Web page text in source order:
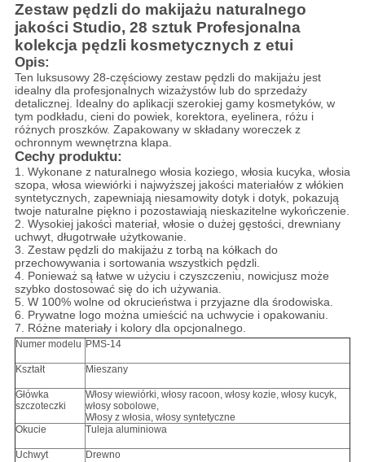
Zestaw pędzli do makijażu naturalnego
jakości Studio, 28 sztuk Profesjonalna
kolekcja pędzli kosmetycznych z etui
Opis:
Ten luksusowy 28-częściowy zestaw pędzli do makijażu jest
idealny dla profesjonalnych wizażystów lub do sprzedaży
detalicznej. Idealny do aplikacji szerokiej gamy kosmetyków, w
tym podkładu, cieni do powiek, korektora, eyelinera, różu i
różnych proszków. Zapakowany w składany woreczek z
ochronnym wewnętrzna klapa.
Cechy produktu:
1. Wykonane z naturalnego włosia koziego, włosia kucyka, włosia
szopa, włosa wiewiórki i najwyższej jakości materiałów z włókien
syntetycznych, zapewniają niesamowity dotyk i dotyk, pokazują
twoje naturalne piękno i pozostawiają nieskazitelne wykończenie.
2. Wysokiej jakości materiał, włosie o dużej gęstości, drewniany
uchwyt, długotrwałe użytkowanie.
3. Zestaw pędzli do makijażu z torbą na kółkach do
przechowywania i sortowania wszystkich pędzli.
4. Ponieważ są łatwe w użyciu i czyszczeniu, nowicjusz może
szybko dostosować się do ich używania.
5. W 100% wolne od okrucieństwa i przyjazne dla środowiska.
6. Prywatne logo można umieścić na uchwycie i opakowaniu.
7. Różne materiały i kolory dla opcjonalnego.
Numer modelu PMS-14
Kształt Mieszany
Główka
szczoteczki
Włosy wiewiórki, włosy racoon, włosy kozie, włosy kucyk,
włosy sobolowe,
Włosy z włosia, włosy syntetyczne
Okucie
Tuleja aluminiowa
Uchwyt Drewno